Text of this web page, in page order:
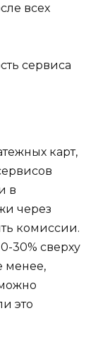
всех
сервиса
карт,
в
через
комиссии.
30% сверху
менее,
это